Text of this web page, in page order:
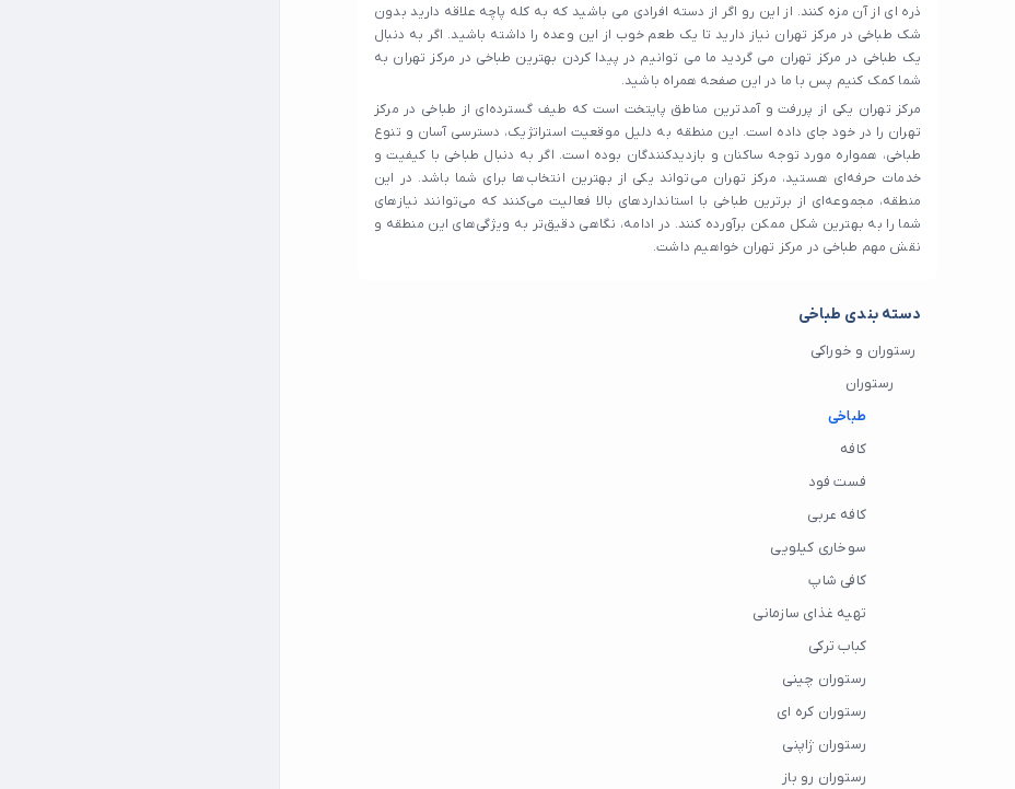
ذره ای از آن مزه کنند. از این رو اگر از دسته افرادی می باشید که به کله پاچه علاقه دارید بدون
شک طباخی در مرکز تهران نیاز دارید تا یک طعم خوب از این وعده را داشته باشید. اگر به دنبال
یک طباخی در مرکز تهران می گردید ما می توانیم در پیدا کردن بهترین طباخی در مرکز تهران به
شما کمک کنیم پس با ما در این صفحه همراه باشید.
مرکز تهران یکی از پررفت و آمدترین مناطق پایتخت است که طیف گسترده‌ای از طباخی در مرکز
تهران را در خود جای داده است. این منطقه به دلیل موقعیت استراتژیک، دسترسی آسان و تنوع
طباخی، همواره مورد توجه ساکنان و بازدیدکنندگان بوده است. اگر به دنبال طباخی با کیفیت و
خدمات حرفه‌ای هستید، مرکز تهران می‌تواند یکی از بهترین انتخاب‌ها برای شما باشد. در این
منطقه، مجموعه‌ای از برترین طباخی با استانداردهای بالا فعالیت می‌کنند که می‌توانند نیازهای
شما را به بهترین شکل ممکن برآورده کنند. در ادامه، نگاهی دقیق‌تر به ویژگی‌های این منطقه و
نقش مهم طباخی در مرکز تهران خواهیم داشت.
دسته بندی طباخی
رستوران و خوراکی
رستوران
طباخی
کافه
فست فود
کافه عربی
سوخاری کیلویی
کافی شاپ
تهیه غذای سازمانی
کباب ترکی
رستوران چینی
رستوران کره ای
رستوران ژاپنی
رستوران رو باز